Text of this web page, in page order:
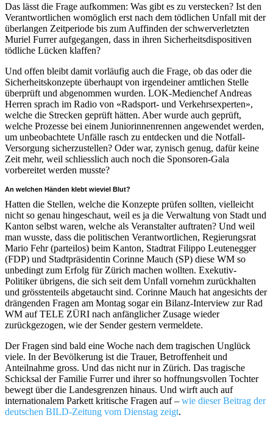
Das lässt die Frage aufkommen: Was gibt es zu verstecken? Ist den
Verantwortlichen womöglich erst nach dem tödlichen Unfall mit der
überlangen Zeitperiode bis zum Auffinden der schwerverletzten
Muriel Furrer aufgegangen, dass in ihren Sicherheitsdispositiven
tödliche Lücken klaffen?
Und offen bleibt damit vorläufig auch die Frage, ob das oder die
Sicherheitskonzepte überhaupt von irgendeiner amtlichen Stelle
überprüft und abgenommen wurden. LOK-Medienchef Andreas
Herren sprach im Radio von «Radsport- und Verkehrsexperten»,
welche die Strecken geprüft hätten. Aber wurde auch geprüft,
welche Prozesse bei einem Juniorinnenrennen angewendet werden,
um unbeobachtete Unfälle rasch zu entdecken und die Notfall-
Versorgung sicherzustellen? Oder war, zynisch genug, dafür keine
Zeit mehr, weil schliesslich auch noch die Sponsoren-Gala
vorbereitet werden musste?
An welchen Händen klebt wieviel Blut?
Hatten die Stellen, welche die Konzepte prüfen sollten, vielleicht
nicht so genau hingeschaut, weil es ja die Verwaltung von Stadt und
Kanton selbst waren, welche als Veranstalter auftraten? Und weil
man wusste, dass die politischen Verantwortlichen, Regierungsrat
Mario Fehr (parteilos) beim Kanton, Stadtrat Filippo Leutenegger
(FDP) und Stadtpräsidentin Corinne Mauch (SP) diese WM so
unbedingt zum Erfolg für Zürich machen wollten. Exekutiv-
Politiker übrigens, die sich seit dem Unfall vornehm zurückhalten
und grösstenteils abgetaucht sind. Corinne Mauch hat angesichts der
drängenden Fragen am Montag sogar ein Bilanz-Interview zur Rad
WM auf TELE ZÜRI nach anfänglicher Zusage wieder
zurückgezogen, wie der Sender gestern vermeldete.
Der Fragen sind bald eine Woche nach dem tragischen Unglück
viele. In der Bevölkerung ist die Trauer, Betroffenheit und
Anteilnahme gross. Und das nicht nur in Zürich. Das tragische
Schicksal der Familie Furrer und ihrer so hoffnungsvollen Tochter
bewegt über die Landesgrenzen hinaus. Und wirft auch auf
internationalem Parkett kritische Fragen auf – wie dieser Beitrag der
deutschen BILD-Zeitung vom Dienstag zeigt.